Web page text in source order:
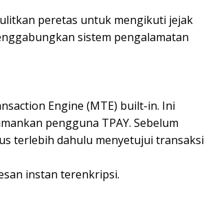
peretas untuk mengikuti jejak
sistem pengalamatan
Engine (MTE) built-in. Ini
pengguna TPAY. Sebelum
terlebih dahulu menyetujui transaksi
instan terenkripsi.